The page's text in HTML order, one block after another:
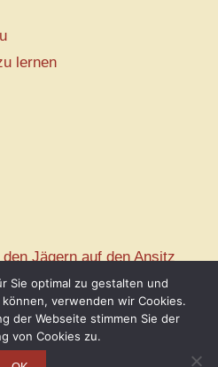
lernen
Jägern auf den Ansitz
Sie optimal zu gestalten und
verwenden wir Cookies.
der Webseite stimmen Sie der
von Cookies zu.